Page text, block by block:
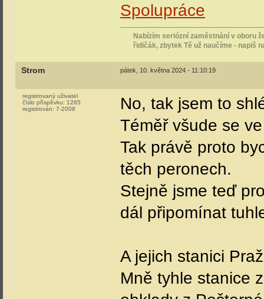
Spolupráce
Nabízím seriózní zaměstnání v oboru
řidičák, zbytek Tě už naučíme - napiš
Strom pátek, 10. května 2024 - 11:10:19
registrovaný uživatel
číslo příspěvku: 1265
registrován: 7-2008
No, tak jsem to
Téměř všude se
Tak právě proto
těch peronech.
Stejně jsme teď
dál připomínat
A jejich stanici
Mně tyhle stanice